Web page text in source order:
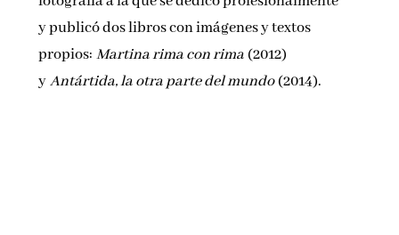
y publicó dos libros con imágenes y textos
propios:Martina rima con rima (2012)
yAntártida, la otra parte del mundo(2014).